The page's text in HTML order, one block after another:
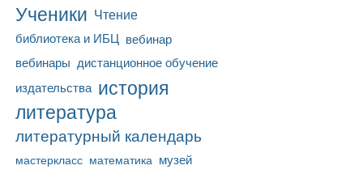
Ученики Чтение
библиотека и ИБЦ вебинар
вебинары дистанционное обучение
издательства история
литература
литературный календарь
мастеркласс математика музей